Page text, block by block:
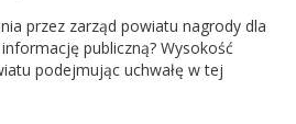
przez zarząd powiatu nagrody dla
publiczną? Wysokość
podejmując uchwałę w tej